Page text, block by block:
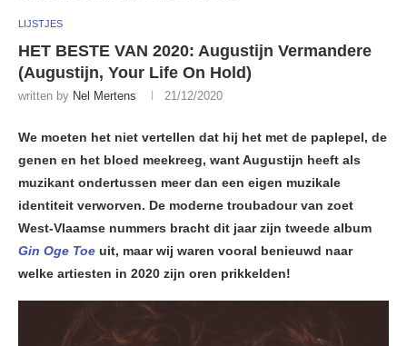
LIJSTJES
HET BESTE VAN 2020: Augustijn Vermandere
(Augustijn, Your Life On Hold)
written by Nel Mertens 21/12/2020
We moeten het niet vertellen dat hij het met de paplepel, de
genen en het bloed meekreeg, want Augustijn heeft als
muzikant ondertussen meer dan een eigen muzikale
identiteit verworven. De moderne troubadour van zoet
West-Vlaamse nummers bracht dit jaar zijn tweede album
Gin Oge Toe uit, maar wij waren vooral benieuwd naar
welke artiesten in 2020 zijn oren prikkelden!